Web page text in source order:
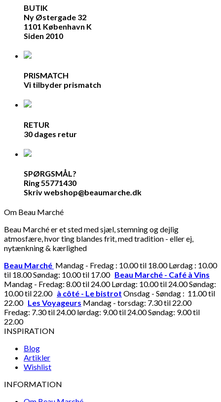
BUTIK
Ny Østergade 32
1101 København K
Siden 2010
PRISMATCH
Vi tilbyder prismatch
RETUR
30 dages retur
SPØRGSMÅL?
Ring 55771430
Skriv webshop@beaumarche.dk
Om Beau Marché
Beau Marché er et sted med sjæl, stemning og dejlig
atmosfære, hvor ting blandes frit, med tradition - eller ej,
nytænkning & kærlighed
Beau Marché Mandag - Fredag : 10.00 til 18.00 Lørdag : 10.00
til 18.00 Søndag: 10.00 til 17.00 Beau Marché - Café à Vins
Mandag - Fredag: 8.00 til 24.00 Lørdag: 10.00 til 24.00 Søndag:
10.00 til 22.00 à côté - Le bistrot Onsdag - Søndag : 11.00 til
22.00 Les Voyageurs Mandag - torsdag: 7.30 til 22.00
Fredag: 7.30 til 24.00 lørdag: 9.00 til 24.00 Søndag: 9.00 til
22.00
INSPIRATION
Blog
Artikler
Wishlist
INFORMATION